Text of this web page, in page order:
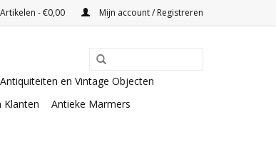
- €0,00 Mijn account / Registreren
Antiquiteiten en Vintage Objecten
Klanten
Antieke Marmers